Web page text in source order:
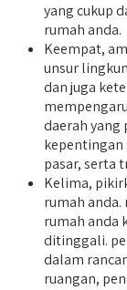
yang cukup
rumah anda.
Keempat,
unsur
dan juga
daerah yang
kepentingan
pasar, serta
Kelima,
rumah
rumah anda
ditinggali.
dalam
ruangan,